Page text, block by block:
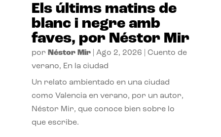
Els últims matins de
blanc i negre amb
faves, por Néstor Mir
por Néstor Mir| Ago 2, 2026
Cuento de
verano, En la ciudad
Un relato ambientado en una ciudad
como Valencia en verano, por un autor,
Néstor Mir, que conoce bien sobre lo
que escribe.